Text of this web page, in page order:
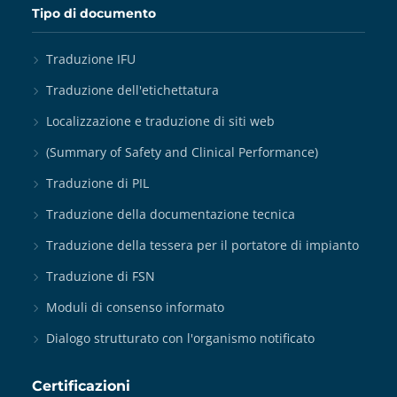
Tipo di documento
Traduzione IFU
Traduzione dell'etichettatura
Localizzazione e traduzione di siti web
(Summary of Safety and Clinical Performance)
Traduzione di PIL
Traduzione della documentazione tecnica
Traduzione della tessera per il portatore di impianto
Traduzione di FSN
Moduli di consenso informato
Dialogo strutturato con l'organismo notificato
Certificazioni